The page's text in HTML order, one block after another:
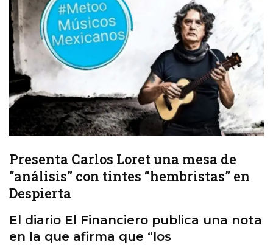
Presenta Carlos Loret una mesa de
“análisis” con tintes “hembristas” en
Despierta
El diario El Financiero publica una nota
en la que afirma que “los